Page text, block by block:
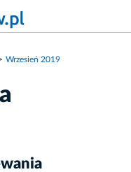
Wrzesień 2019